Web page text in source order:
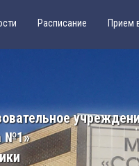
Расписание Прием
№1»